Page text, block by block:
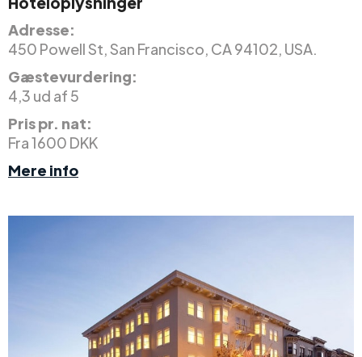
Adresse:
450 Powell St, San Francisco, CA 94102, USA.
Gæstevurdering:
4,3 ud af 5
Pris pr. nat:
Fra 1600 DKK
Mere info